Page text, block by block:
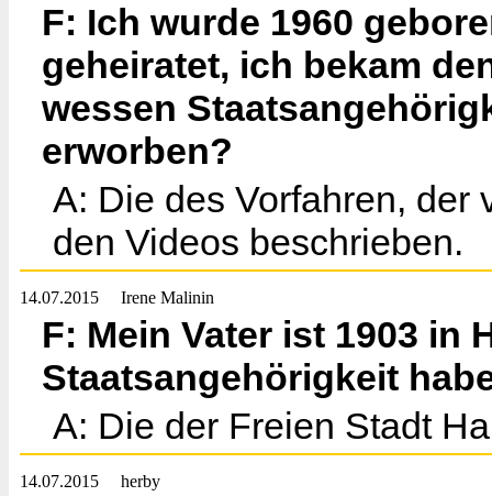
F: Ich wurde 1960
geheiratet, ich bekam
wessen
erworben?
A: Die des Vorfahren, der
den Videos beschrieben.
14.07.2015 Irene Malinin
F: Mein Vater ist 1903 in
Staatsangehörigkeit
A: Die der Freien Stadt
14.07.2015 herby